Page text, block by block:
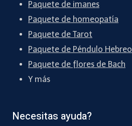
Paquete de imanes
Paquete de homeopatía
Paquete de Tarot
Paquete de Péndulo Hebreo
Paquete de flores de Bach
Y más
Necesitas ayuda?